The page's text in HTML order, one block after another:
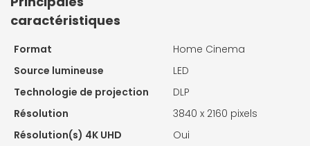
caractéristiques
Format
Home Cinema
Source lumineuse
LED
Technologie de projection
DLP
Résolution
3840 x 2160 pixels
Résolution(s) 4K UHD
Oui